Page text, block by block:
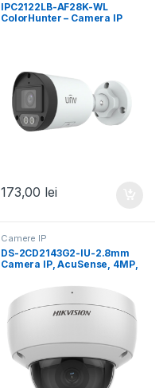
IPC2122LB-AF28K-WL
ColorHunter – Camera IP
173,00 lei
Camere IP
DS-2CD2143G2-IU-2.8mm
Camera IP, AcuSense, 4MP,
IK10 – HIKVISION